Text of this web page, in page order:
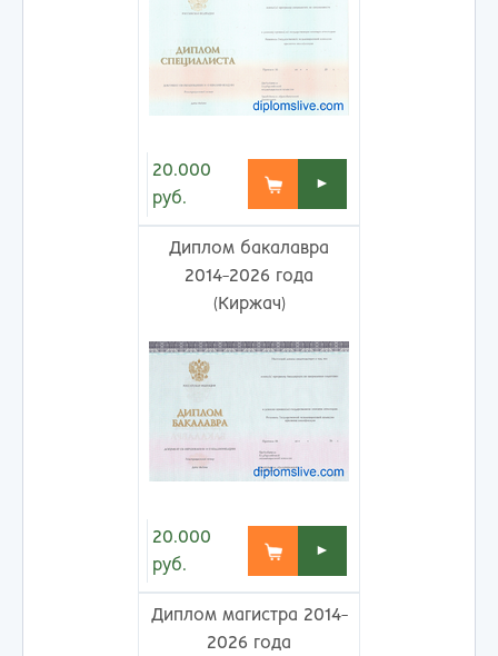
20.000
руб.
►
Диплом бакалавра
2014-2026 года
(Киржач)
20.000
руб.
►
Диплом магистра 2014-
2026 года